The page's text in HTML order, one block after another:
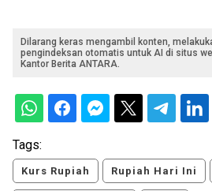
Dilarang keras mengambil konten,
pengindeksan otomatis untuk AI di situs
Kantor Berita ANTARA.
Tags:
Kurs Rupiah Rupiah Hari Ini